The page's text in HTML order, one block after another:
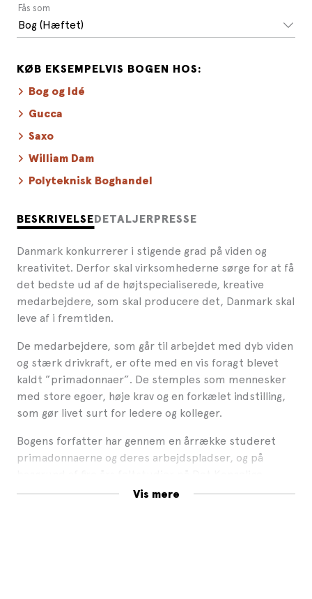
BESKRIVELSE DETALJER PRESSE
Danmark konkurrerer i stigende grad på viden og
kreativitet. Derfor skal virksomhederne sørge for at få
det bedste ud af de højtspecialiserede, kreative
medarbejdere, som skal producere det, Danmark skal
leve af i fremtiden.
De medarbejdere, som går til arbejdet med dyb viden
og stærk drivkraft, er ofte med en vis foragt blevet
kaldt ”primadonnaer”. De stemples som mennesker
med store egoer, høje krav og en forkælet indstilling,
som gør livet surt for ledere og kolleger.
Bogens forfatter har gennem en årrække studeret
primadonnaerne og deres arbejdspladser, og på
Teater har hun udviklet ny motivations- og
Vis mere
Fås som
Bog (Hæftet)
KØB EKSEMPELVIS BOGEN HOS:
Bog og Idé
Gucca
Saxo
William Dam
Polyteknisk Boghandel